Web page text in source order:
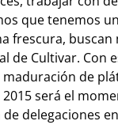
que tenemos
frescura, buscan
de Cultivar. Con
de
será el
delegaciones